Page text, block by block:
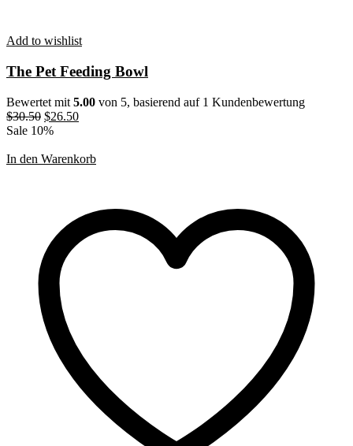
Add to wishlist
The Pet Feeding Bowl
Bewertet mit 5.00 von 5, basierend auf 1 Kundenbewertung
$30.50 Ursprünglicher
Preis
$30.50
$26.50Aktueller
$26.50.
Sale 10%
In den Warenkorb